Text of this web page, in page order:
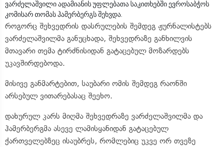
ვარძელაშვილი ადამიანის უფლებათა საკითხებში ევროსაბჭოს
კომისარ თომას ჰამერბერგს შეხვდა.
როგორც შეხვედრის დასრულების შემდეგ ჟურნალისტებს
ვარძელაშვილმა განუცხადა, შეხვედრაზე განხილვის
მთავარი თემა ტირძნისიდან გატაცებულ მოზარდებს
უკავშირდებოდა.
მისივე განმარტებით, საუბარი ომის შემდეგ რაონში
არსებულ ვითარებასაც შეეხო.
დახურულ კარს მიღმა შეხვედრაზე ვარძელაშვილმა და
ჰამერბერგმა ასევე ლამისყანიდან გატაცებულ
ქართველებზეც ისაუბრეს, რომლებიც უკვე ორ თვეზე